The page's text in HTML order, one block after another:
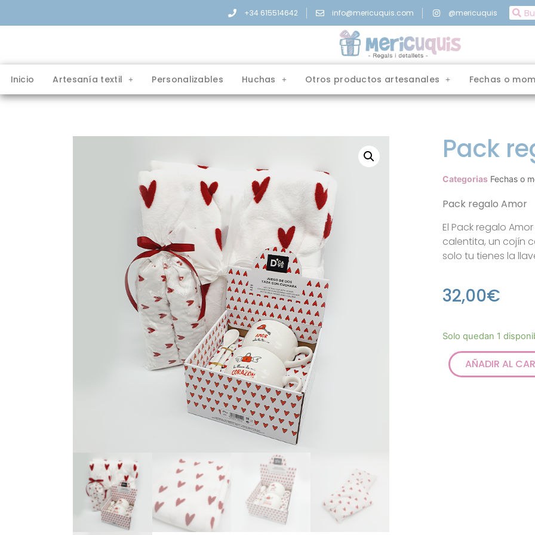
+34 615514642 info@mericuquis.com @mericuquis
Inicio Artesanía textil Personalizables Huchas Otros productos artesanales Fechas o
Pack
Categorias Fechas o
Pack regalo Amor
El Pack regalo
calentita, un cojín
solo tu tienes la
32,00€
Solo quedan 1
AÑADIR AL